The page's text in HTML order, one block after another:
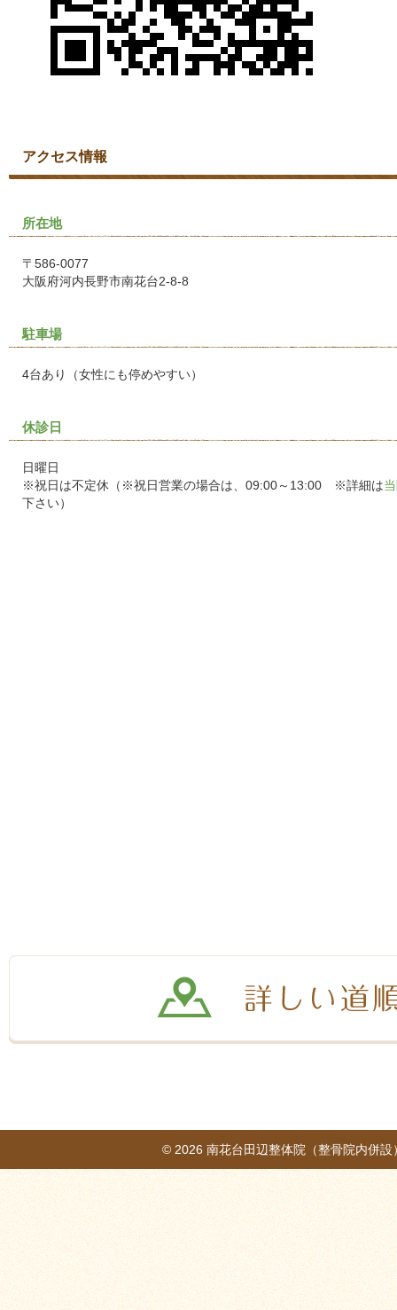
アクセス情報
所在地
〒586-0077
大阪府河内長野市南花台2-8-8
駐車場
4台あり（女性にも停めやすい）
休診日
日曜日
※祝日は不定休（※祝日営業の場合は、09:00～13:00 ※詳細は
下さい）
© 2026 南花台田辺整体院（整骨院内併設